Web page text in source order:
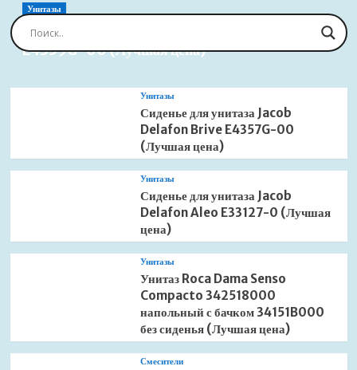
Унитазы
Сиденье для унитаза Jacob Delafon Brive
E4359G-00 (Лучшая цена)
Унитазы
Сиденье для унитаза Jacob
Delafon Brive E4357G-00
(Лучшая цена)
Унитазы
Сиденье для унитаза Jacob
Delafon Aleo E33127-0 (Лучшая
цена)
Унитазы
Унитаз Roca Dama Senso
Compacto 342518000
напольный с бачком 34151B000
без сиденья (Лучшая цена)
Смесители